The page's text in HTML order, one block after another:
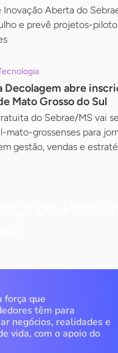
Inovação Aberta do
e prevê projetos-
Decolagem abre
Mato Grosso do Sul
do Sebrae/MS vai
mato-grossenses para
gestão, vendas e
força que
têm para
negócios, realidades e
vida, com o apoio do